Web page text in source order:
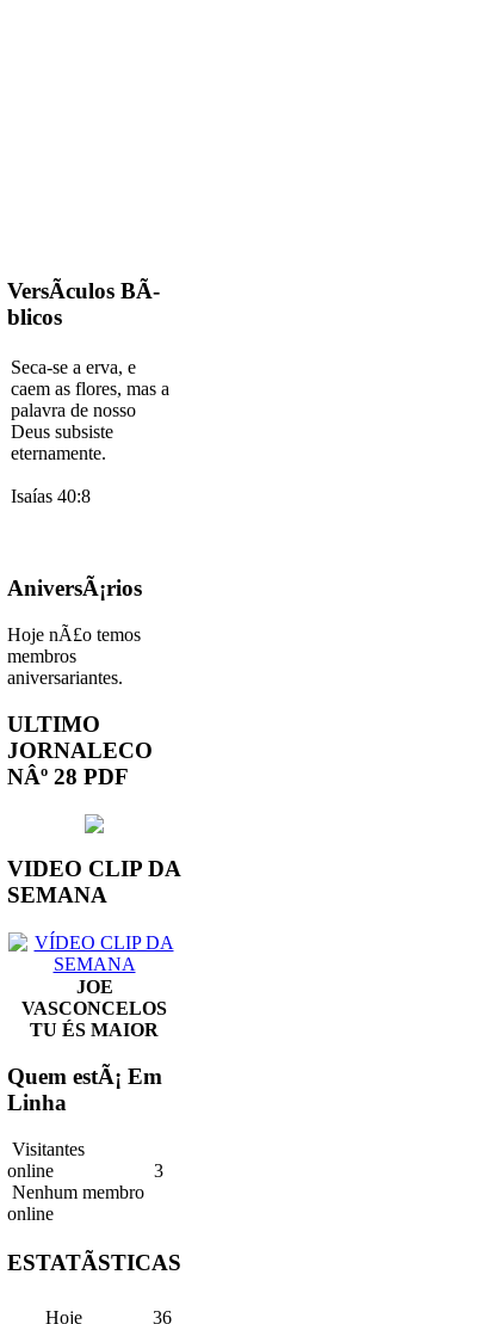
VersÃ­culos BÃ­
blicos
Seca-se a erva, e
caem as flores, mas a
palavra de nosso
Deus subsiste
eternamente.
Isaías 40:8
AniversÃ¡rios
Hoje nÃ£o temos
membros
aniversariantes.
ULTIMO
JORNALECO
NÂº 28 PDF
VIDEO CLIP DA
SEMANA
JOE
VASCONCELOS
TU ÉS MAIOR
Quem estÃ¡ Em
Linha
Visitantes
online 3
Nenhum membro
online
ESTATÃSTICAS
Hoje
36